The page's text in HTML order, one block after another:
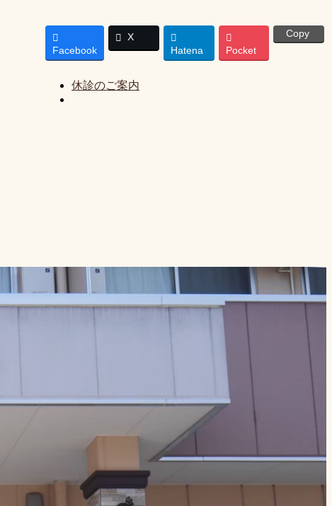
Facebook
X
Hatena
Pocket
Copy
休診のご案内